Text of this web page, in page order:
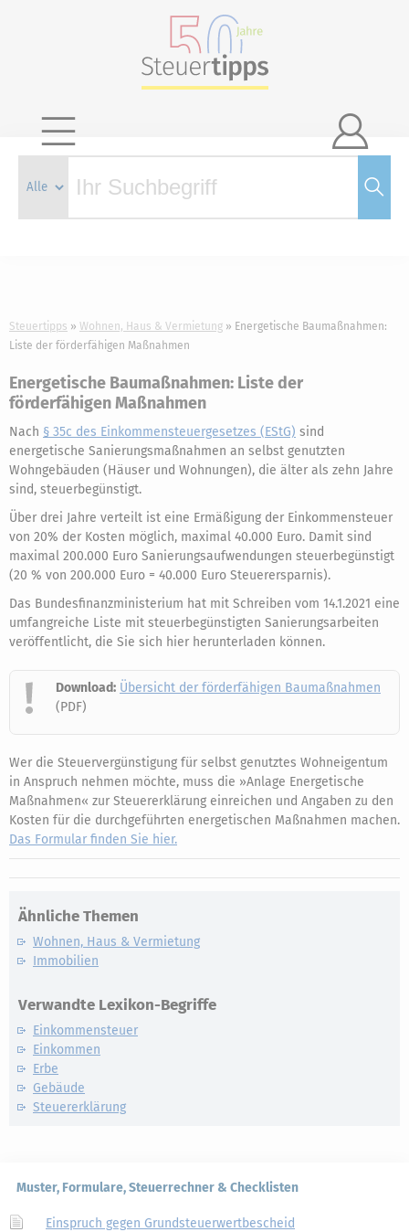

Steuertipps Wohnen, Haus & Vermietung
Energetische Baumaßnahmen:
Liste der förderfähigen Maßnahmen
Energetische Baumaßnahmen: Liste der
förderfähigen Maßnahmen
Nach § 35c des Einkommensteuergesetzes (EStG) sind
energetische Sanierungsmaßnahmen an selbst genutzten
Wohngebäuden (Häuser und Wohnungen), die älter als zehn Jahre
sind, steuerbegünstigt.
Über drei Jahre verteilt ist eine Ermäßigung der Einkommensteuer
von 20% der Kosten möglich, maximal 40.000 Euro. Damit sind
maximal 200.000 Euro Sanierungsaufwendungen steuerbegünstigt
(20 % von 200.000 Euro = 40.000 Euro Steuerersparnis).
Das Bundesfinanzministerium hat mit Schreiben vom 14.1.2021 eine
umfangreiche Liste mit steuerbegünstigten Sanierungsarbeiten
veröffentlicht, die Sie sich hier herunterladen können.
Download: Übersicht der förderfähigen Baumaßnahmen
(PDF)
Wer die Steuervergünstigung für selbst genutztes Wohneigentum
in Anspruch nehmen möchte, muss die »Anlage Energetische
Maßnahmen« zur Steuererklärung einreichen und Angaben zu den
Kosten für die durchgeführten energetischen Maßnahmen machen.
Das Formular finden Sie hier.
Ähnliche Themen
Wohnen, Haus & Vermietung
Immobilien
Verwandte Lexikon-Begriffe
Einkommensteuer
Einkommen
Erbe
Gebäude
Steuererklärung
Muster, Formulare, Steuerrechner & Checklisten
Einspruch gegen Grundsteuerwertbescheid